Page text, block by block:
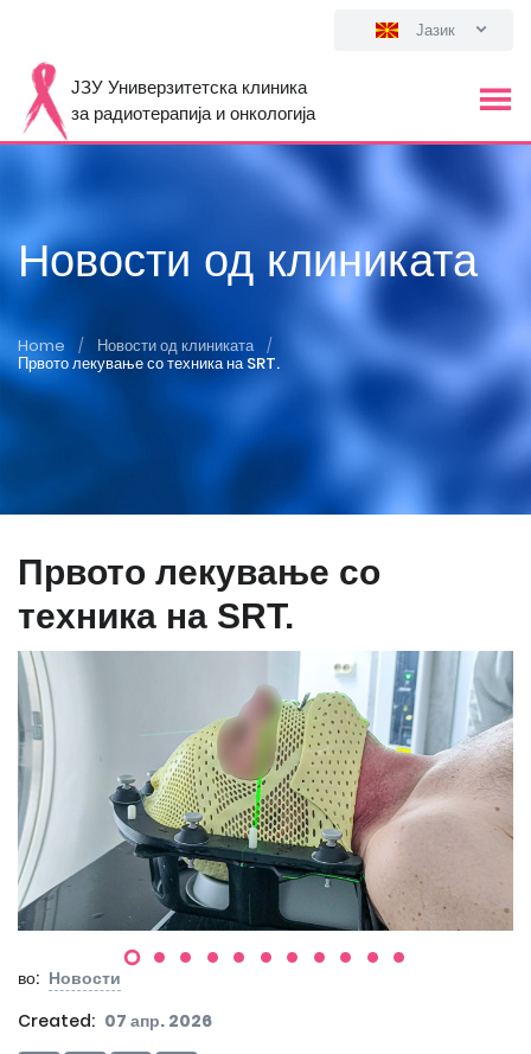
Јазик
ЈЗУ Универзитетска клиника
за радиотерапија и онкологија
Новости од клиниката
Home / Новости од клиниката /
Првото лекување со техника на SRT.
Првото лекување со
техника на SRT.
во: Новости
Created: 07 апр. 2026